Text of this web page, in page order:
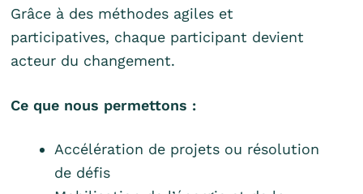
Grâce à des méthodes agiles et
participatives, chaque participant devient
acteur du changement.
Ce que nous permettons :
Accélération de projets ou résolution
de défis